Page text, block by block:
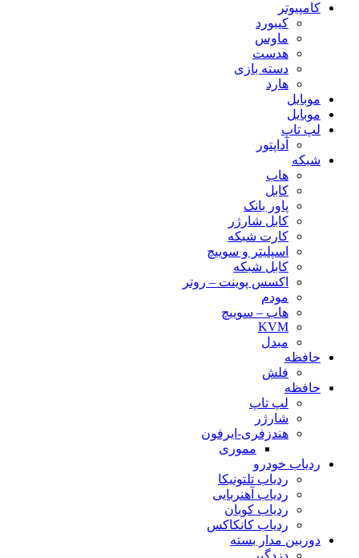
کامپیوتر
کیبورد
ماوس
هدست
دسته بازی
هارد
موبایل
موبایل
لپ تاپ
آداپتور
شبکه
هاب
کابل
پاور بانک
کابل شارژر
کارت شبکه
اسپلیتر و سوییچ
کابل شبکه
اکسس پوینت – روتر
مودم
هاب – سوییچ
KVM
مبدل
حافظه
فلش
حافظه
لپ تاپ
شارژر
هندزفری-ایرفون
مموری
ردیاب خودرو
ردیاب تلتونیکا
ردیاب آهنربایی
ردیاب کوبان
ردیاب کانکاکس
دوربین مدار بسته